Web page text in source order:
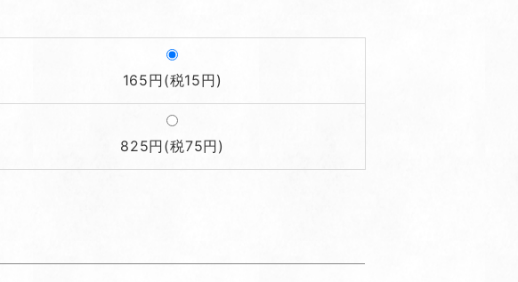
165円(税15円)
825円(税75円)